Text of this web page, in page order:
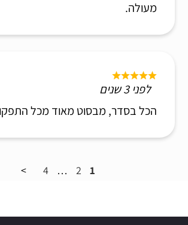
מעולה.
לפני 3 שנים
הכל בסדר, מבסוט מאוד מכל
1
2
…
4